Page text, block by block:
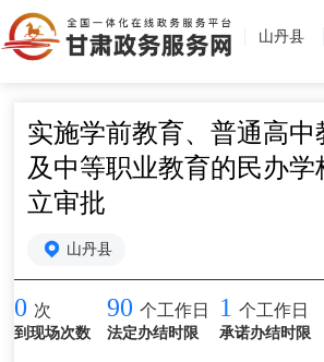
山丹县
实施学前教育、普通高中
及中等职业教育的民办学
立审批
山丹县
0 次
到现场次数
90 个工作日
法定办结时限
1 个工作日
承诺办结时限